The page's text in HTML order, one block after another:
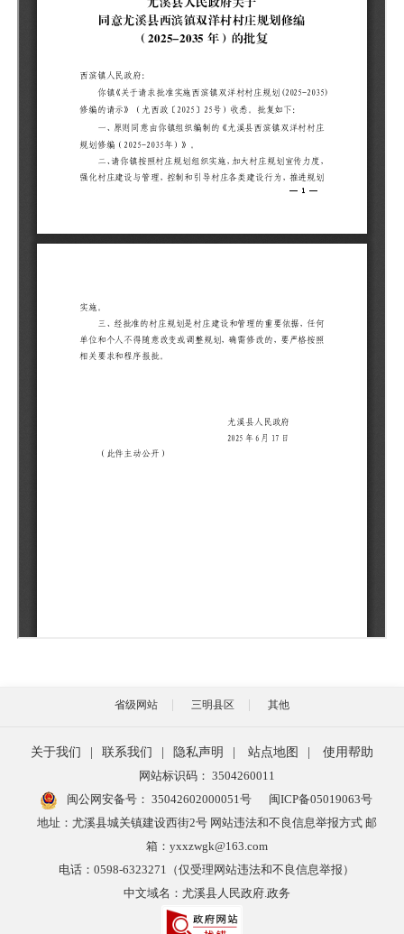
省级网站 三明县区 其他
关于我们 联系我们 隐私声明 站点地图
使用帮助
网站标识码： 3504260011
闽公网安备号： 35042602000051号
闽ICP备05019063号
地址：尤溪县城关镇建设西街2号 网站违法和不良信息举报方式 邮
箱：yxxzwgk@163.com
电话：0598-6323271（仅受理网站违法和不良信息举报）
中文域名：尤溪县人民政府.政务